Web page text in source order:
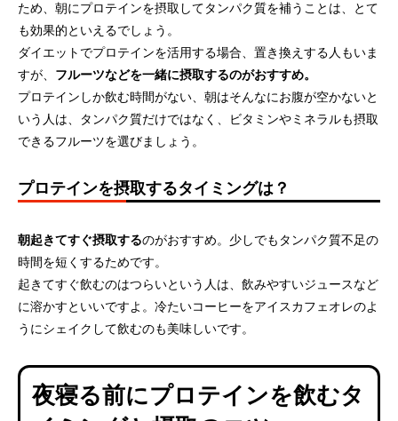
ため、朝にプロテインを摂取してタンパク質を補うことは、とて
も効果的といえるでしょう。
ダイエットでプロテインを活用する場合、置き換えする人もいま
すが、 フルーツなどを一緒に摂取するのがおすすめ。
プロテインしか飲む時間がない、朝はそんなにお腹が空かないと
いう人は、タンパク質だけではなく、ビタミンやミネラルも摂取
できるフルーツを選びましょう。
プロテインを摂取するタイミングは？
朝起きてすぐ摂取するのがおすすめ。少しでもタンパク質不足の
時間を短くするためです。
起きてすぐ飲むのはつらいという人は、飲みやすいジュースなど
に溶かすといいですよ。冷たいコーヒーをアイスカフェオレのよ
うにシェイクして飲むのも美味しいです。
夜寝る前にプロテインを飲むタ